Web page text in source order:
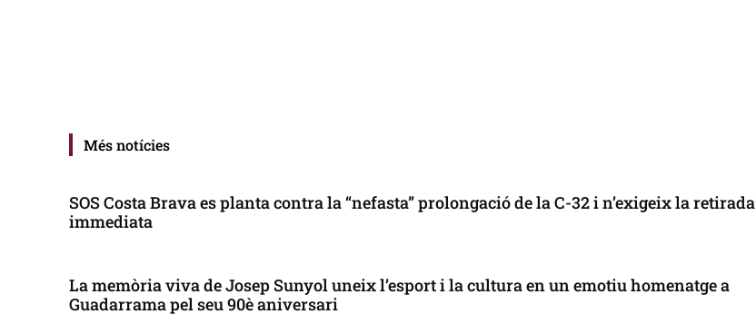
Més notícies
SOS Costa Brava es planta contra la “nefasta” prolongació de la C-32 i n’exigeix la retirada
immediata
La memòria viva de Josep Sunyol uneix l’esport i la cultura en un emotiu homenatge a
Guadarrama pel seu 90è aniversari